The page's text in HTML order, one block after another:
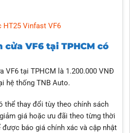
HT25 Vinfast VF6
VF6 tại TPHCM có
VF6 tại TPHCM là 1.200.000 VNĐ
hệ thống TNB Auto.
thể thay đổi tùy theo chính sách
giá hoặc ưu đãi theo từng thời
báo giá chính xác và cập nhật